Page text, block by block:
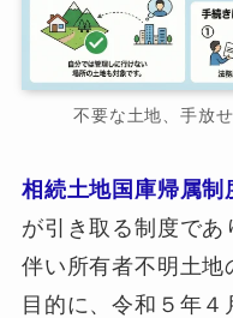
不要な土地、手放
相続土地国庫帰属制
が引き取る制度であ
伴い所有者不明土地
目的に、令和５年４